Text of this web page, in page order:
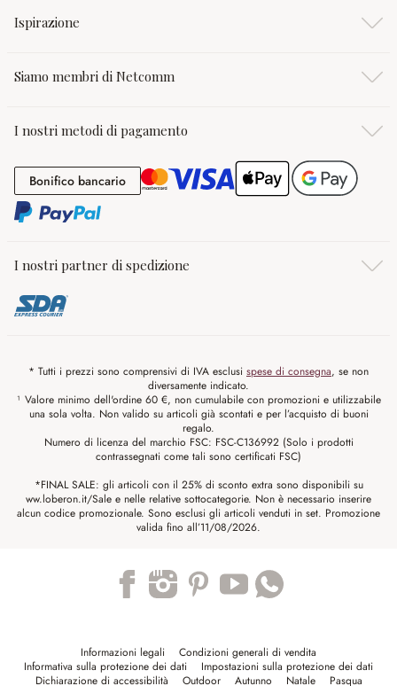
Ispirazione
Siamo membri di Netcomm
I nostri metodi di pagamento
Bonifico bancarioBonifico bancario
I nostri partner di spedizione
* Tutti i prezzi sono comprensivi di IVA esclusi spese di consegna, se non
diversamente indicato.
¹ Valore minimo dell'ordine 60 €, non cumulabile con promozioni e utilizzabile
una sola volta. Non valido su articoli già scontati e per l’acquisto di buoni
regalo.
Numero di licenza del marchio FSC: FSC-C136992 (Solo i prodotti
contrassegnati come tali sono certificati FSC)
*FINAL SALE: gli articoli con il 25% di sconto extra sono disponibili su
ww.loberon.it/Sale e nelle relative sottocategorie. Non è necessario inserire
alcun codice promozionale. Sono esclusi gli articoli venduti in set. Promozione
valida fino all’11/08/2026.
Informazioni legali
Condizioni generali di vendita
Informativa sulla protezione dei dati
Impostazioni sulla protezione dei dati
Dichiarazione di accessibilità
Outdoor Autunno Natale Pasqua